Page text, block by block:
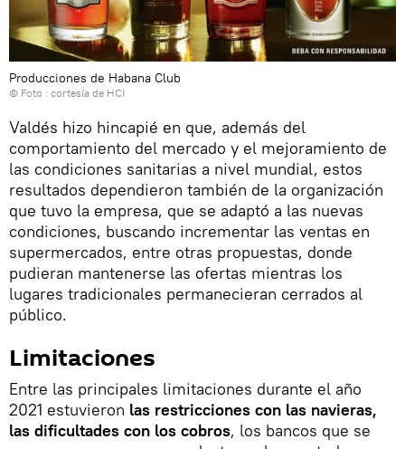
Producciones de Habana Club
© Foto : cortesía de HCI
Valdés hizo hincapié en que, además del
comportamiento del mercado y el mejoramiento de
las condiciones sanitarias a nivel mundial, estos
resultados dependieron también de la organización
que tuvo la empresa, que se adaptó a las nuevas
condiciones, buscando incrementar las ventas en
supermercados, entre otras propuestas, donde
pudieran mantenerse las ofertas mientras los
lugares tradicionales permanecieran cerrados al
público.
Limitaciones
Entre las principales limitaciones durante el año
2021 estuvieron las restricciones con las navieras,
las dificultades con los cobros, los bancos que se